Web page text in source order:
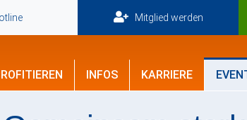
Mitglied werden
INFOS KARRIERE